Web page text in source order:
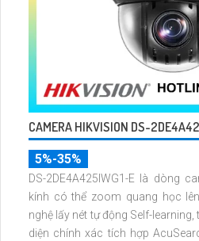
CAMERA HIKVISION DS-
5%-35%
DS-2DE4A425IWG1-E là dòng
kính có thể zoom quang học
nghệ lấy nét tự động Self-
diện chính xác tích hợp